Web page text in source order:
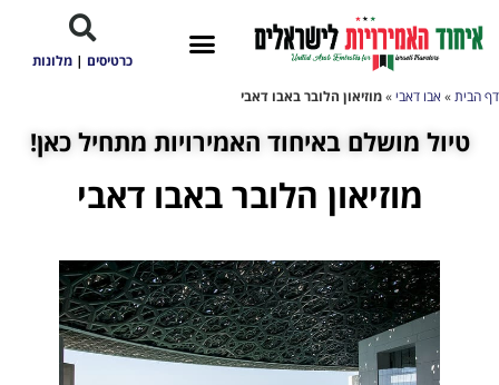
כרטיסים | מלונות
דף הבית»אבו דאבי»מוזיאון הלובר באבו דאבי
טיול מושלם באיחוד האמירויות מתחיל כאן!
מוזיאון הלובר באבו דאבי